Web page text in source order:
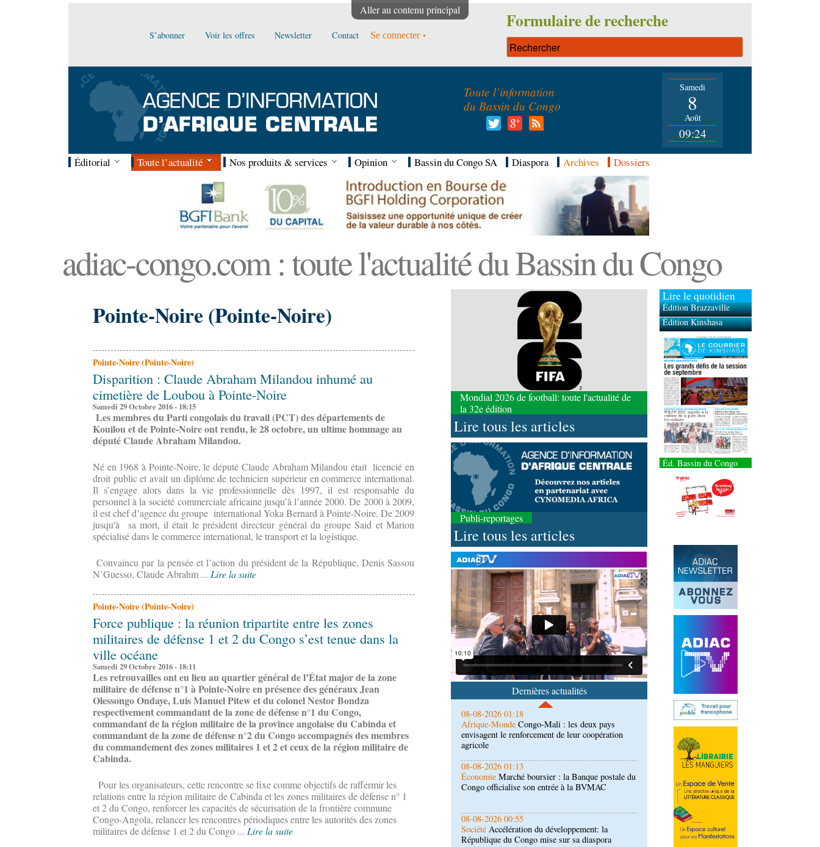
Aller au contenu principal
S’abonner Voir les offres Newsletter Contact Se connecter
Formulaire de recherche
Toute l’information
du Bassin du Congo
Samedi
8
Août
09:24
Éditorial Toute l’actualité Nos produits & services Opinion Bassin du Congo SA Diaspora Archives Dossiers
adiac-congo.com : toute l'actualité du Bassin du Congo
Pointe-Noire (Pointe-Noire)
Pointe-Noire (Pointe-Noire)
Disparition : Claude Abraham Milandou inhumé au
cimetière de Loubou à Pointe-Noire
Samedi 29 Octobre 2016 - 18:15
Les membres du Parti congolais du travail (PCT) des départements de
Kouilou et de Pointe-Noire ont rendu, le 28 octobre, un ultime hommage au
député Claude Abraham Milandou.
Né en 1968 à Pointe-Noire, le député Claude Abraham Milandou était licencié en
droit public et avait un diplôme de technicien supérieur en commerce international.
Il s’engage alors dans la vie professionnelle dès 1997, il est responsable du
personnel à la société commerciale africaine jusqu’à l’année 2000. De 2000 à 2009,
il est chef d’agence du groupe international Yoka Bernard à Pointe-Noire. De 2009
jusqu'à sa mort, il était le président directeur général du groupe Said et Marion
spécialisé dans le commerce international, le transport et la logistique.
Convaincu par la pensée et l’action du président de la République, Denis Sassou
N’Guesso, Claude Abrahm ... Lire la suite
Pointe-Noire (Pointe-Noire)
Force publique : la réunion tripartite entre les zones
militaires de défense 1 et 2 du Congo s’est tenue dans la
ville océane
Samedi 29 Octobre 2016 - 18:11
Les retrouvailles ont eu lieu au quartier général de l’État major de la zone
militaire de défense n°1 à Pointe-Noire en présence des généraux Jean
Olessongo Ondaye, Luis Manuel Pitew et du colonel Nestor Bondza
respectivement commandant de la zone de défense n°1 du Congo,
commandant de la région militaire de la province angolaise du Cabinda et
commandant de la zone de défense n°2 du Congo accompagnés des membres
du commandement des zones militaires 1 et 2 et ceux de la région militaire de
Cabinda.
Pour les organisateurs, cette rencontre se fixe comme objectifs de raffermir les
relations entre la région militaire de Cabinda et les zones militaires de défense n° 1
et 2 du Congo, renforcer les capacités de sécurisation de la frontière commune
Congo-Angola, relancer les rencontres périodiques entre les autorités des zones
militaires de défense 1 et 2 du Congo ... Lire la suite
Mondial 2026 de football: toute l'actualité de
la 32e édition
Lire tous les articles
Publi-reportages
Lire tous les articles
Dernières actualités
08-08-2026 01:25
EnvironnementForêts : des techniciens formés à
l'utilisation d'un logiciel d'évaluation des
émissions
08-08-2026 01:18
envisagent le renforcement de leur coopération
08-08-2026 01:13
ÉconomieMarché boursier : la Banque postale du
Congo officialise son entrée à la BVMAC
08-08-2026 00:55
SociétéAccélération du développement: la
République du Congo mise sur sa diaspora
08-08-2026 00:46
PolitiqueDébat d’orientation budgétaire: le
gouvernement présente sa politique économique et
Lire le quotidien
Édition Brazzaville
Édition Kinshasa
Éd. Bassin du Congo